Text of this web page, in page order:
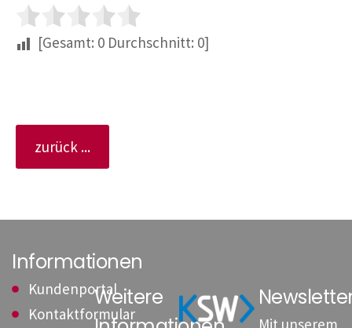
[Gesamt: 0 Durchschnitt: 0]
zurück ...
Informationen
Kundenportal
Kontaktformular
Weitere